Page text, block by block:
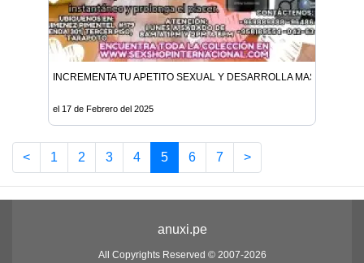
INCREMENTA TU APETITO SEXUAL Y DESARROLLA MASA
el 17 de Febrero del 2025
< 1 2 3 4 5 6 7 >
anuxi.pe
All Copyrights Reserved © 2007-2026